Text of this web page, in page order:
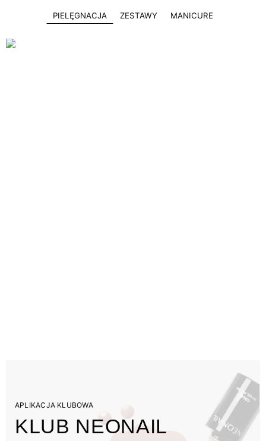
PIELĘGNACJA ZESTAWY MANICURE
APLIKACJA KLUBOWA
KLUB NEONAIL